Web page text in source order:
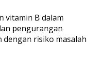
vitamin B dalam
pengurangan
risiko masalah